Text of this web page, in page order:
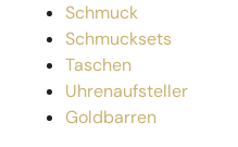
Schmuck
Schmucksets
Taschen
Uhrenaufsteller
Goldbarren